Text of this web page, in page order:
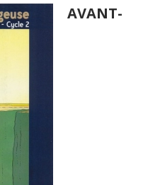
AVANT-